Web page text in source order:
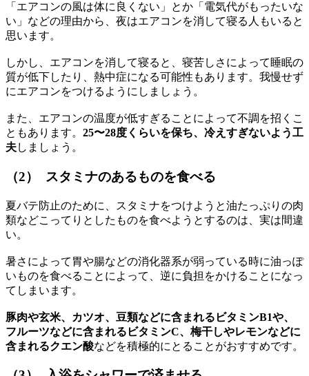
「エアコンの風は体に良くない」とか「電気代がもったいな
い」などの理由から、夜はエアコンを消して寝る人もいると
思います。
しかし、エアコンを消して寝ると、寝苦しさによって睡眠の
質が低下したり、熱中症になる可能性もあります。我慢せず
にエアコンをつけるようにしましょう。
また、エアコンの温度が低すぎることによって不調を招くこ
ともあります。 25〜28度くらいを保ち、冷えすぎないよう工
夫しましょう。
（2） スタミナのあるものを食べる
夏バテ防止のために、スタミナをつけようと油たっぷりの肉
類などこってりとしたものを食べようとするのは、実は間違
い。
暑さによって胃や腸などの消化器系が弱っている時に油っぽ
いものを食べることによって、逆に負担をかけることになっ
てしまいます。
豚肉や玄米、カツオ、豆類などに含まれるビタミンB1や、
フルーツなどに含まれるビタミンC、梅干しやレモンなどに
含まれるクエン酸などを積極的にとることがおすすめです。